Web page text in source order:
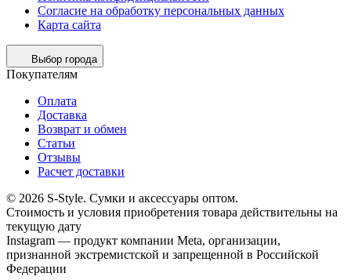
Согласие на обработку персональных данных
Карта сайта
Выбор города
Покупателям
Оплата
Доставка
Возврат и обмен
Статьи
Отзывы
Расчет доставки
© 2026 S-Style. Сумки и аксессуары оптом.
Cтоимость и условия приобретения товара действительны на
текущую дату
Instagram — продукт компании Meta, организации,
признанной экстремистской и запрещенной в Российской
Федерации